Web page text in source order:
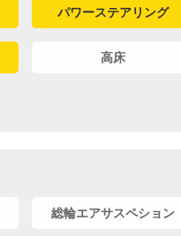
パワーステアリング
高床
総輪エアサスペション